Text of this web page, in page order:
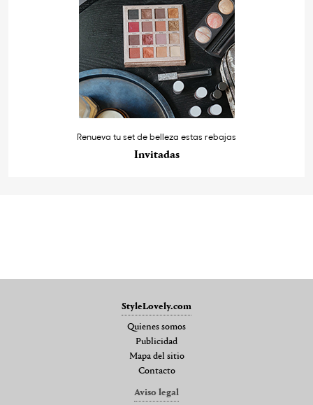
Renueva tu set de belleza estas rebajas
Invitadas
StyleLovely.com
Quienes somos
Publicidad
Mapa del sitio
Contacto
Aviso legal